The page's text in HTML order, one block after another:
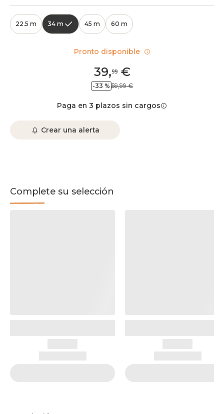
22.5 m 34 m 45 m 60 m
39,99€
-33 % 59,99 €
Paga en 3 plazos sin cargos
Crear una alerta
Complete su selección